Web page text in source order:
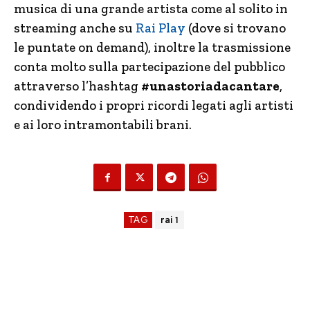
musica di una grande artista come al solito in
streaming anche su Rai Play (dove si trovano
le puntate on demand), inoltre la trasmissione
conta molto sulla partecipazione del pubblico
attraverso l’hashtag #unastoriadacantare,
condividendo i propri ricordi legati agli artisti
e ai loro intramontabili brani.
TAG rai 1